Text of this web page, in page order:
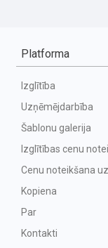
Platforma
Izglītība
Uzņēmējdarbība
Šablonu galerija
Izglītības cenu
Cenu noteikšana
Kopiena
Par
Kontakti